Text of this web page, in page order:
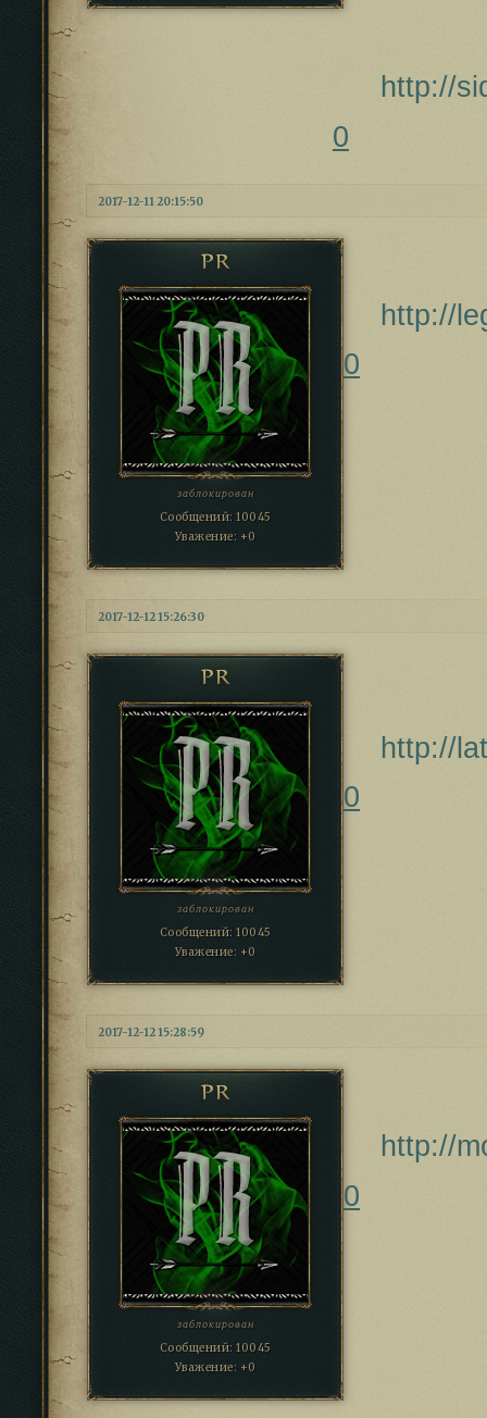
http://
0
2017-12-11 20:15:50
PR
заблокирован
Сообщений: 10045
Уважение: +0
http://
0
2017-12-12 15:26:30
PR
заблокирован
Сообщений: 10045
Уважение: +0
http://
0
2017-12-12 15:28:59
PR
заблокирован
Сообщений: 10045
Уважение: +0
http://
0